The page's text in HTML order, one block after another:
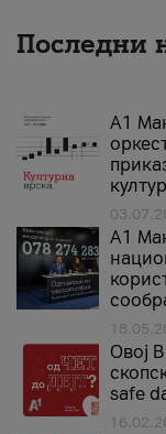
Последни
А1
A1
Овој
safe